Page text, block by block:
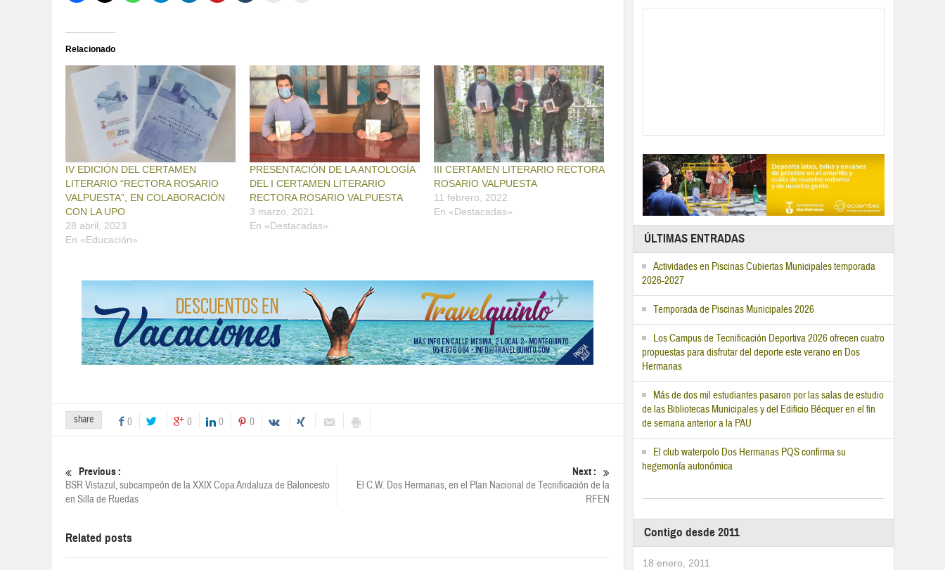
Relacionado
IV EDICIÓN DEL CERTAMEN
LITERARIO “RECTORA ROSARIO
VALPUESTA”, EN COLABORACIÓN
CON LA UPO
28 abril, 2023
En «Educación»
PRESENTACIÓN DE LA ANTOLOGÍA
DEL I CERTAMEN LITERARIO
RECTORA ROSARIO VALPUESTA
3 marzo, 2021
En «Destacadas»
III CERTAMEN LITERARIO RECTORA
ROSARIO VALPUESTA
11 febrero, 2022
En «Destacadas»
share 0 0 0 0
Previous :
BSR Vistazul, subcampeón de la XXIX Copa Andaluza de Baloncesto
en Silla de Ruedas
Next :
El C.W. Dos Hermanas, en el Plan Nacional de Tecnificación de la
RFEN
Related posts
ÚLTIMAS ENTRADAS
Actividades en Piscinas Cubiertas Municipales temporada
2026-2027
Temporada de Piscinas Municipales 2026
Los Campus de Tecnificación Deportiva 2026 ofrecen cuatro
propuestas para disfrutar del deporte este verano en Dos
Hermanas
Más de dos mil estudiantes pasaron por las salas de estudio
de las Bibliotecas Municipales y del Edificio Bécquer en el fin
de semana anterior a la PAU
El club waterpolo Dos Hermanas PQS confirma su
hegemonía autonómica
Contigo desde 2011
18 enero, 2011